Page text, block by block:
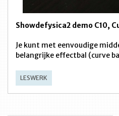
Showdefysica2 demo C10,
Je kunt met eenvoudige
belangrijke effectbal (curve
LESWERK